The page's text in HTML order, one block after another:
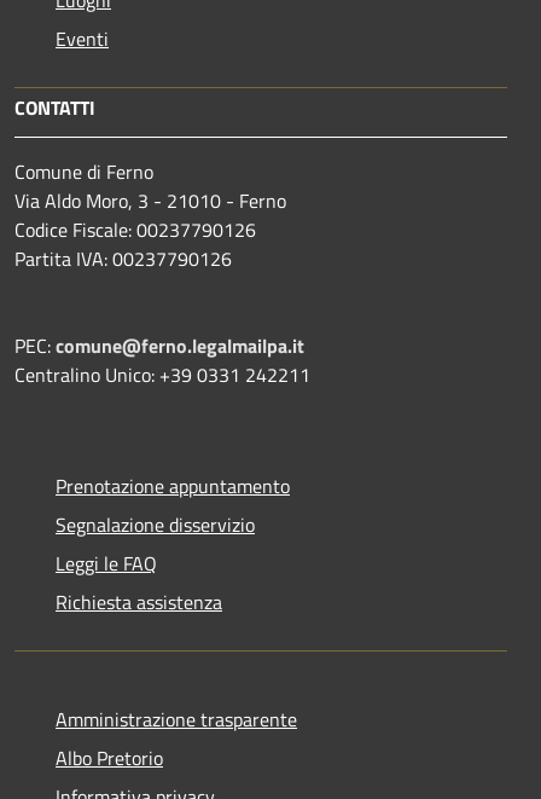
Eventi
CONTATTI
Comune di Ferno
Via Aldo Moro, 3 - 21010 - Ferno
Codice Fiscale: 00237790126
Partita IVA: 00237790126
PEC:comune@ferno.legalmailpa.it
Centralino Unico: +39 0331 242211
Prenotazione appuntamento
Segnalazione disservizio
Leggi le FAQ
Richiesta assistenza
Amministrazione trasparente
Albo Pretorio